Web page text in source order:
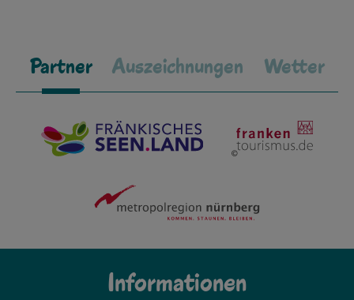
Partner Auszeichnungen Wetter
Informationen